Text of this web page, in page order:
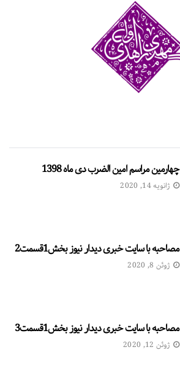
چهارمین مراسم امین الضرب دی ماه 1398
ژانویه 14, 2020
مصاحبه با سایت خبری دیدار نیوز بخش1قسمت2
ژوئن 8, 2020
مصاحبه با سایت خبری دیدار نیوز بخش1قسمت3
ژوئن 12, 2020